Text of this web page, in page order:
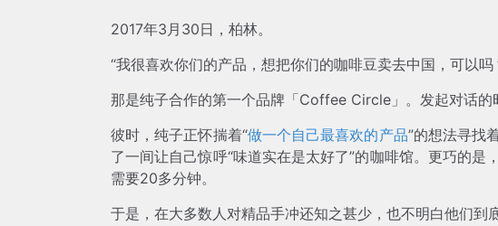
2017年3月30日，柏林。
“我很喜欢你们的产品，想把你们的咖啡豆卖去中国，可以吗
那是纯子合作的第一个品牌「Coffee Circle」。发起对话的
彼时，纯子正怀揣着“做一个自己最喜欢的产品”的想法寻找
了一间让自己惊呼“味道实在是太好了”的咖啡馆。更巧的
需要20多分钟。
于是，在大多数人对精品手冲还知之甚少，也不明白他们